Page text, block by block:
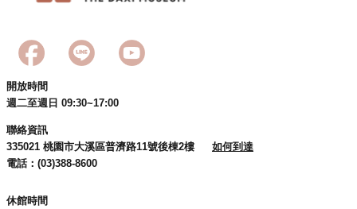
信
箱
桃
園
政
府
n
開放時間
週二至週日 09:30~17:00
聯絡資訊
335021 桃園市大溪區普濟路11號後棟2樓
如何到達
電話：(03)388-8600
休館時間